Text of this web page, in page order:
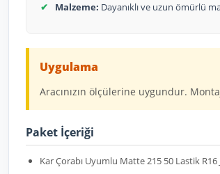
✔
Malzeme: Dayanıklı ve uzun ömürlü
Uygulama
Aracınızın ölçülerine uygundur.
Paket İçeriği
Kar Çorabı Uyumlu Matte 215 50 Lastik